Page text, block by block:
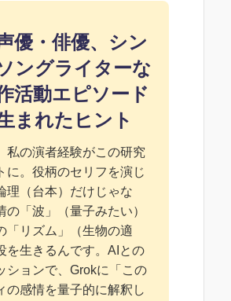
優・俳優、シン
ングライターな
活動エピソード
まれたヒント
の演者経験がこの研究
に。役柄のセリフを演じ
理（台本）だけじゃな
の「波」（量子みたい）
「リズム」（生物の適
を生きるんです。AIとの
ションで、Grokに「この
の感情を量子的に解釈し